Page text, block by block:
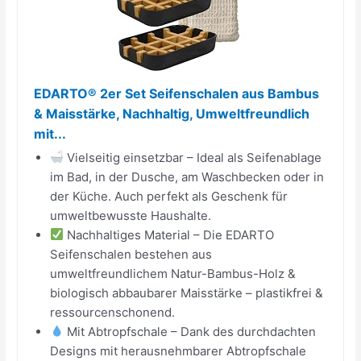
EDARTO® 2er Set Seifenschalen aus Bambus
& Maisstärke, Nachhaltig, Umweltfreundlich
mit...
Vielseitig einsetzbar – Ideal als Seifenablage
im Bad, in der Dusche, am Waschbecken oder in
der Küche. Auch perfekt als Geschenk für
umweltbewusste Haushalte.
Nachhaltiges Material – Die EDARTO
Seifenschalen bestehen aus
umweltfreundlichem Natur-Bambus-Holz &
biologisch abbaubarer Maisstärke – plastikfrei &
ressourcenschonend.
Mit Abtropfschale – Dank des durchdachten
Designs mit herausnehmbarer Abtropfschale